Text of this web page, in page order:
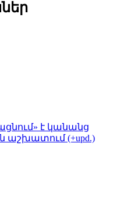
է կանանց
աշխատում (+upd.)